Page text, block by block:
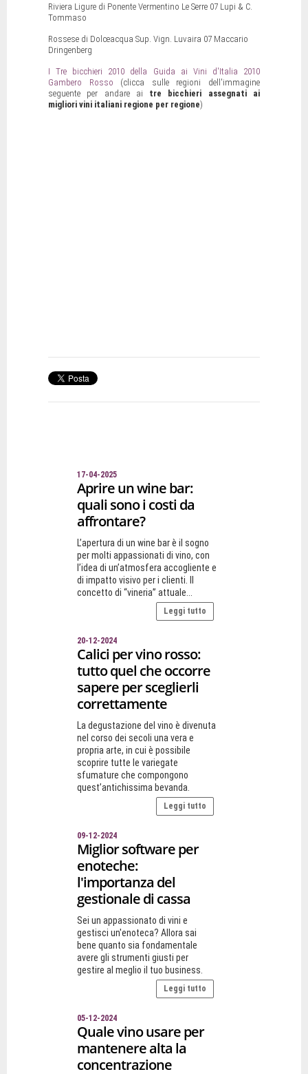
Riviera Ligure di Ponente Vermentino Le Serre 07 Lupi & C.
Tommaso
Rossese di Dolceacqua Sup. Vign. Luvaira 07 Maccario
Dringenberg
I Tre bicchieri 2010 della Guida ai Vini d'Italia 2010
Gambero Rosso (clicca sulle regioni dell'immagine
seguente per andare ai tre bicchieri assegnati ai
migliori vini italiani regione per regione)
17-04-2025
Aprire un wine bar:
quali sono i costi da
affrontare?
L’apertura di un wine bar è il sogno
per molti appassionati di vino, con
l’idea di un’atmosfera accogliente e
di impatto visivo per i clienti. Il
concetto di “vineria” attuale...
Leggi tutto
20-12-2024
Calici per vino rosso:
tutto quel che occorre
sapere per sceglierli
correttamente
La degustazione del vino è divenuta
nel corso dei secoli una vera e
propria arte, in cui è possibile
scoprire tutte le variegate
sfumature che compongono
quest’antichissima bevanda.
Leggi tutto
09-12-2024
Miglior software per
enoteche:
l'importanza del
gestionale di cassa
Sei un appassionato di vini e
gestisci un'enoteca? Allora sai
bene quanto sia fondamentale
avere gli strumenti giusti per
gestire al meglio il tuo business.
Leggi tutto
05-12-2024
Quale vino usare per
mantenere alta la
concentrazione